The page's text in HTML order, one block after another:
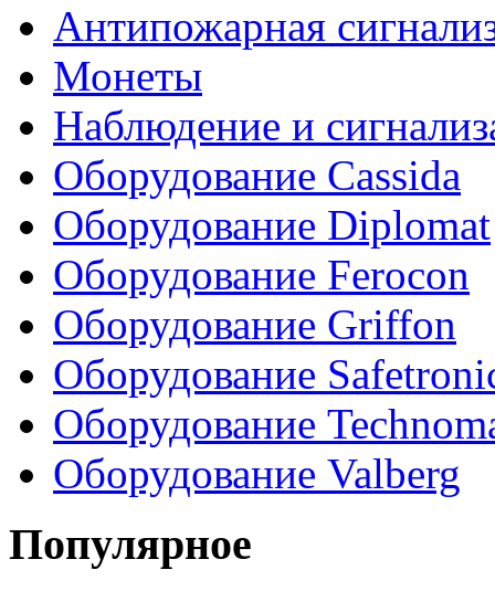
Антипожарная
Монеты
Наблюдение и
Оборудование Cassida
Оборудование Diplomat
Оборудование Ferocon
Оборудование Griffon
Оборудование
Оборудование
Оборудование Valberg
Популярное